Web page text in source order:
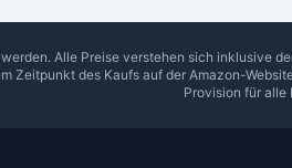
Alle Preise verstehen sich inklusive
Zeitpunkt des Kaufs auf der Amazon-
Provision für